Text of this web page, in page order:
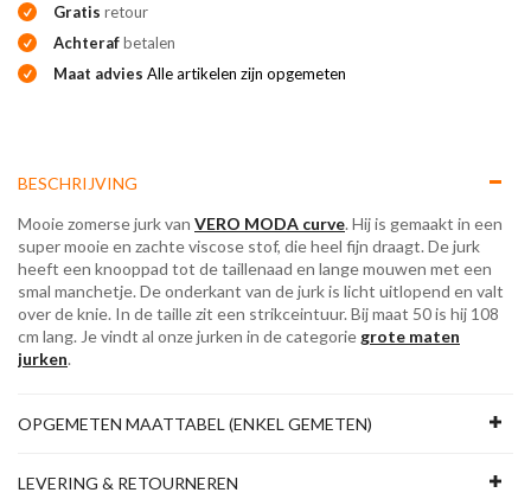
Gratis retour
Achterafbetalen
Maat advies Alle artikelen zijn opgemeten
BESCHRIJVING
Mooie zomerse jurk van VERO MODA curve. Hij is gemaakt in een
super mooie en zachte viscose stof, die heel fijn draagt. De jurk
heeft een knooppad tot de taillenaad en lange mouwen met een
smal manchetje. De onderkant van de jurk is licht uitlopend en valt
over de knie. In de taille zit een strikceintuur. Bij maat 50 is hij 108
cm lang. Je vindt al onze jurken in de categorie grote maten
jurken.
OPGEMETEN MAATTABEL (ENKEL GEMETEN)
LEVERING & RETOURNEREN